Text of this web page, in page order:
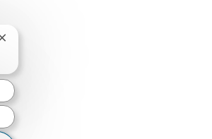
Zamknij powiadomienie chatbota